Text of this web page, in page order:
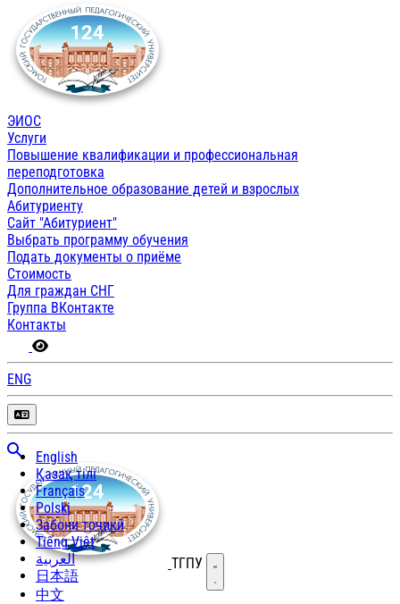
ЭИОС
Услуги
Повышение квалификации и профессиональная
переподготовка
Дополнительное образование детей и взрослых
Абитуриенту
Сайт "Абитуриент"
Выбрать программу обучения
Подать документы о приёме
Стоимость
Для граждан СНГ
Группа ВКонтакте
Контакты
ENG
English
Қазақ тілі
Français
Polski
Забони тоҷикӣ
Tiếng Việt
العربية
日本語
中文
ТГПУ Открыть меню